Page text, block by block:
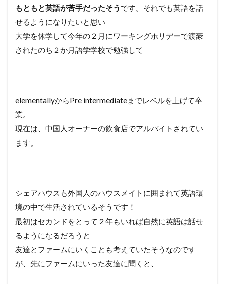
もともと英語が苦手だったそう です。それでも英語を話
せるようになりたいと思い
大学を休学して今年の２月にワーキングホリデーで渡豪
されたのち２か月語学学校で勉強して
elementallyからPre intermediateまでレベルを上げて卒
業。
現在は、中国人オーナーの飲食店でアルバイトされてい
ます。
シェアハウスも外国人のハウスメイトに囲まれて英語環
境の中で生活されているそうです！
最初はセカンドをとって２年もいれば自然に英語は話せ
るようになるだろうと
友達とファームにいくことも考えていたそうなのです
が、先にファームにいった友達に聞くと、